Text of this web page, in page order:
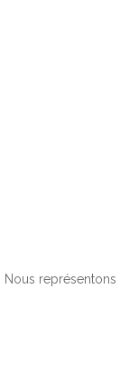
Nous